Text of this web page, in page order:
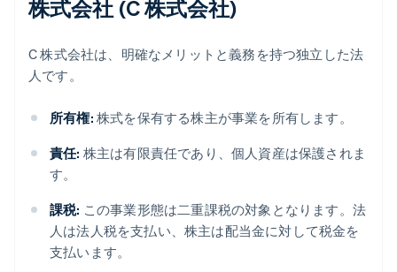
株式会社 (C 株式会社)
C 株式会社は、明確なメリットと義務を持つ独立した法
人です。
所有権: 株式を保有する株主が事業を所有します。
責任: 株主は有限責任であり、個人資産は保護されま
す。
課税: この事業形態は二重課税の対象となります。法
人は法人税を支払い、株主は配当金に対して税金を
支払います。